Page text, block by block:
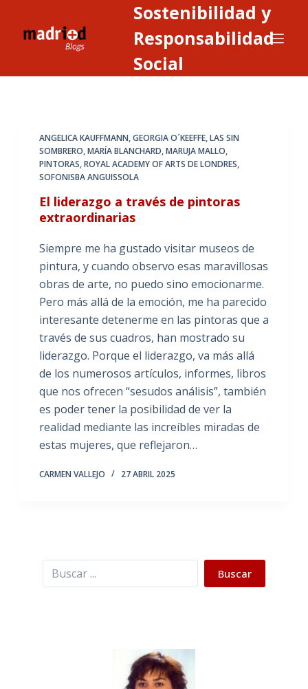
Sostenibilidad y
Responsabilidad
Social
ANGELICA KAUFFMANN,GEORGIA O´KEEFFE,LAS SIN
SOMBRERO,MARÍA BLANCHARD,MARUJA MALLO,
PINTORAS,ROYAL ACADEMY OF ARTS DE LONDRES,
SOFONISBA ANGUISSOLA
El liderazgo a través de pintoras
extraordinarias
Siempre me ha gustado visitar museos de
pintura, y cuando observo esas maravillosas
obras de arte, no puedo sino emocionarme.
Pero más allá de la emoción, me ha parecido
interesante detenerme en las pintoras que a
través de sus cuadros, han mostrado su
liderazgo. Porque el liderazgo, va más allá
de los numerosos artículos, informes, libros
que nos ofrecen “sesudos análisis”, también
es poder tener la posibilidad de ver la
realidad mediante las increíbles miradas de
estas mujeres, que reflejaron…
CARMEN VALLEJO 27 ABRIL 2025
Buscar Buscar